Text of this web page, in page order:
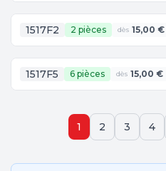
1517F2 2 pièces dès 15,00 €
1517F5 6 pièces dès 15,00 €
1 2 3 4